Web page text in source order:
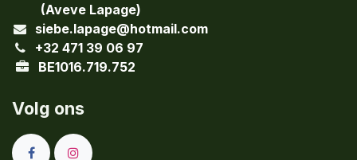
(Aveve Lapage)
siebe.lapage@hotmail.com
+32 471 39 06 97
BE1016.719.752
Volg ons